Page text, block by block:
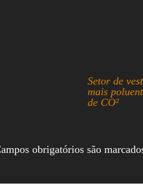
Setor de
mais
de CO²
obrigatórios são